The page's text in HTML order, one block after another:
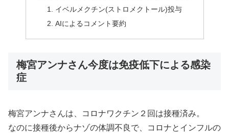
イベルメクチン(ストロメクトール)投与
AIによるコメント要約
梅宮アンナさん今度は免疫低下による感染
症
梅宮アンナさんは、コロナワクチン２回は接種済み。
なのに接種後からナゾの体調不良で、コロナとインフルの